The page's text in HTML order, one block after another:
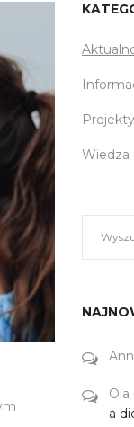
Projekty
Wiedza
Ola
a